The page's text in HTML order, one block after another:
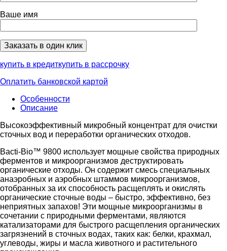
Ваше имя
купить в кредиткупить в рассрочку
Оплатить банковской картой
Особенности
Описание
Высокоэффективный микробный концентрат для очистки
сточных вод и переработки органических отходов.
Bacti-Bio™ 9800 использует мощные свойства природных
ферментов и микроорганизмов деструктировать
органические отходы. Он содержит смесь специальных
анаэробных и аэробных штаммов микроорганизмов,
отобранных за их способность расщеплять и окислять
органические сточные воды – быстро, эффективно, без
неприятных запахов! Эти мощные микроорганизмы в
сочетании с природными ферментами, являются
катализаторами для быстрого расщепления органических
загрязнений в сточных водах, таких как: белки, крахмал,
углеводы, жиры и масла животного и растительного